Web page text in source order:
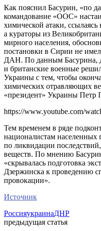
Как пояснил Басурин, «по
командование «ООС»
химической атаки,
а кураторы из
мирного населения,
постановки в Сирии не
ДАН. По данным Басурина,
и британские военные
Украины с тем, чтобы
химических отравляющих
«президент» Украины Петр
https://www.youtube.com/
Тем временем в ряде
националистам
по ликвидации
веществ. По мнению
«скрывалась подготовка
Дзержинска к проведению
провокации».
Источник
РоссияукраинаДНР
предыдущая статья